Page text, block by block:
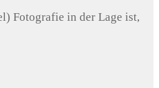
Fotografie in der Lage ist,